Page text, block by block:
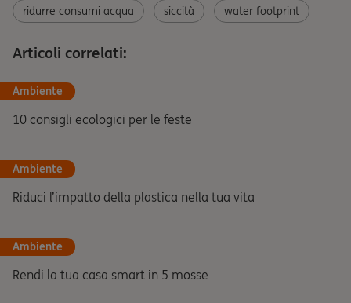
ridurre consumi acqua siccità water footprint
Articoli correlati:
Ambiente
10 consigli ecologici per le feste
Ambiente
Riduci l’impatto della plastica nella tua vita
Ambiente
Rendi la tua casa smart in 5 mosse